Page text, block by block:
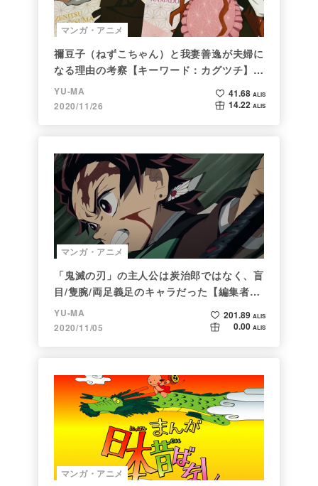
マンガ・アニメ
禰豆子（ねずこちゃん）と我妻善逸が夫婦に
なる理由の考察【キーワード：カグツチ】＜
後編＞
YU-MA
2020/11/26
41.68 ALIS
14.22 ALIS
マンガ・アニメ
「鬼滅の刃」の主人公は炭治郎ではなく、盲
目/隻腕/両足義足のキャラだった【編集者の
仕事ぶりに脱帽】
YU-MA
2020/11/05
201.89 ALIS
0.00 ALIS
マンガ・アニメ